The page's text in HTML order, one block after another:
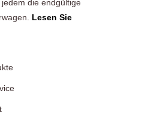
die endgültige
Lesen Sie